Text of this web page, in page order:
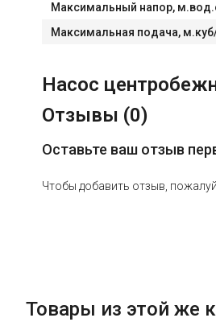
Максимальный напор,
Максимальная подача,
Насос
Отзывы (0)
Оставьте ваш отзыв
Чтобы добавить отзыв,
Товары из этой же